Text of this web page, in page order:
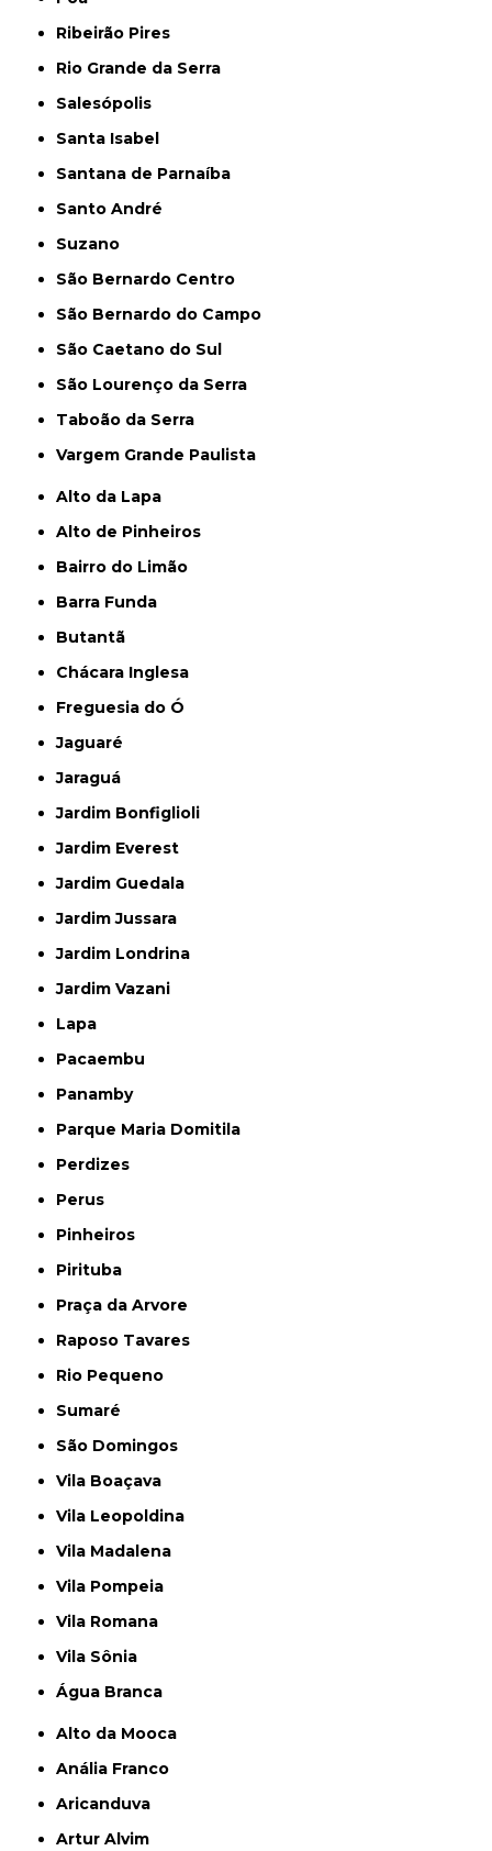
Ribeirão Pires
Rio Grande da Serra
Salesópolis
Santa Isabel
Santana de Parnaíba
Santo André
Suzano
São Bernardo Centro
São Bernardo do Campo
São Caetano do Sul
São Lourenço da Serra
Taboão da Serra
Vargem Grande Paulista
Alto da Lapa
Alto de Pinheiros
Bairro do Limão
Barra Funda
Butantã
Chácara Inglesa
Freguesia do Ó
Jaguaré
Jaraguá
Jardim Bonfiglioli
Jardim Everest
Jardim Guedala
Jardim Jussara
Jardim Londrina
Jardim Vazani
Lapa
Pacaembu
Panamby
Parque Maria Domitila
Perdizes
Perus
Pinheiros
Pirituba
Praça da Arvore
Raposo Tavares
Rio Pequeno
Sumaré
São Domingos
Vila Boaçava
Vila Leopoldina
Vila Madalena
Vila Pompeia
Vila Romana
Vila Sônia
Água Branca
Alto da Mooca
Anália Franco
Aricanduva
Artur Alvim